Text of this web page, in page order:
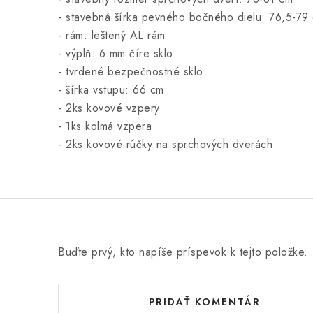
- stavebná šírka pevného bočného dielu: 76,5-79
- rám: leštený AL rám
- výplň: 6 mm číre sklo
- tvrdené bezpečnostné sklo
- šírka vstupu: 66 cm
- 2ks kovové vzpery
- 1ks kolmá vzpera
- 2ks kovové rúčky na sprchových dverách
Buďte prvý, kto napíše príspevok k tejto položke.
PRIDAŤ KOMENTÁR